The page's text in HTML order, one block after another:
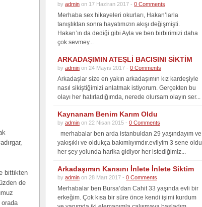
bittikten
de
by admin on 17 Haziran 2017 - 0 Comments
Merhaba sex hikayeleri okurları, Hakan’larla
tanıştıktan sonra hayatımızın akışı değişmişti.
Hakan’ın da dediği gibi Ayla ve ben birbirimizi daha
çok sevmey...
ARKADAŞIMIN ATEŞLİ BACISINI SİKTİM
by admin on 24 Mayıs 2017 - 0 Comments
Arkadaşlar size en yakın arkadaşımın kız kardeşiyle
nasıl sikiştiğimizi anlatmak istiyorum. Gerçekten bu
olayı her hatırladığımda, nerede olursam olayın ser...
Kaynanam Benim Karım Oldu
by admin on 22 Nisan 2015 - 0 Comments
merhabalar ben arda istanbuldan 29 yaşındayım ve
yakışıklı ve oldukça bakımlıyımdır.evliyim 3 sene oldu
her şey yolunda harika gidiyor her istediğimiz...
Arkadaşımın Karısını İnlete İnlete Siktim
by admin on 28 Mart 2017 - 0 Comments
Merhabalar ben Bursa’dan Cahit 33 yaşında evli bir
erkeğim. Çok kısa bir süre önce kendi işimi kurdum